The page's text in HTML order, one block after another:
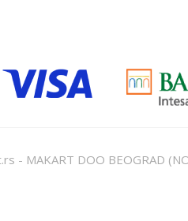
- MAKART DOO BEOGRAD